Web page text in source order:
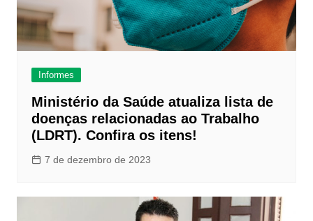
Informes
Ministério da Saúde atualiza lista de
doenças relacionadas ao Trabalho
(LDRT). Confira os itens!
7 de dezembro de 2023